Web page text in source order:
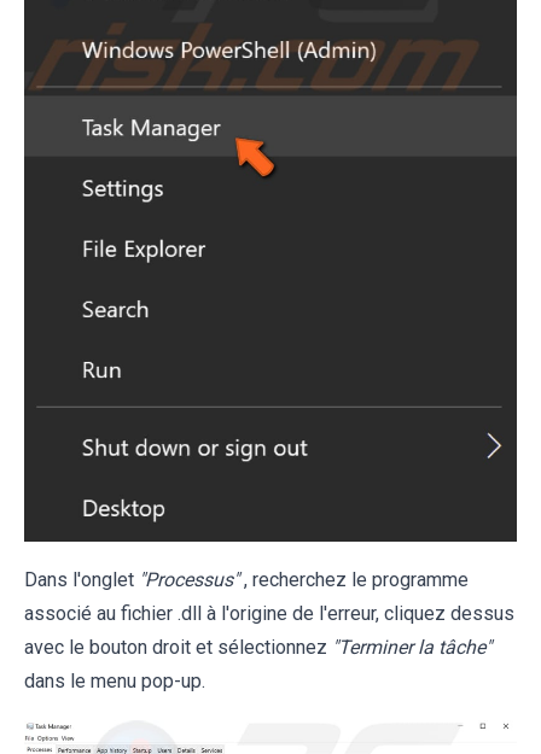
Dans l'onglet "Processus" , recherchez le programme
associé au fichier .dll à l'origine de l'erreur, cliquez dessus
avec le bouton droit et sélectionnez "Terminer la tâche"
dans le menu pop-up.